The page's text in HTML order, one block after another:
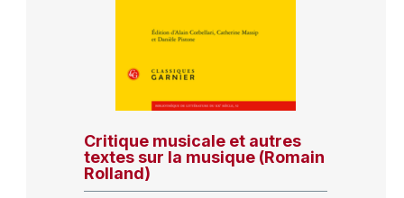
Critique musicale et autres
textes sur la musique (Romain
Rolland)